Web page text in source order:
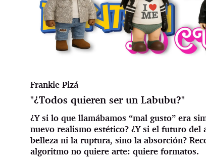
Frankie Pizá
"¿Todos quieren ser un Labubu?"
¿Y si lo que llamábamos “mal gusto” era
nuevo realismo estético? ¿Y si el futuro del
belleza ni la ruptura, sino la absorción?
algoritmo no quiere arte: quiere formatos.